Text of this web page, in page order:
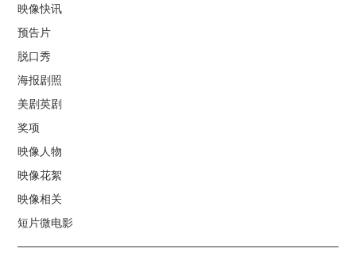
映像快讯
预告片
脱口秀
海报剧照
美剧英剧
奖项
映像人物
映像花絮
映像相关
短片微电影